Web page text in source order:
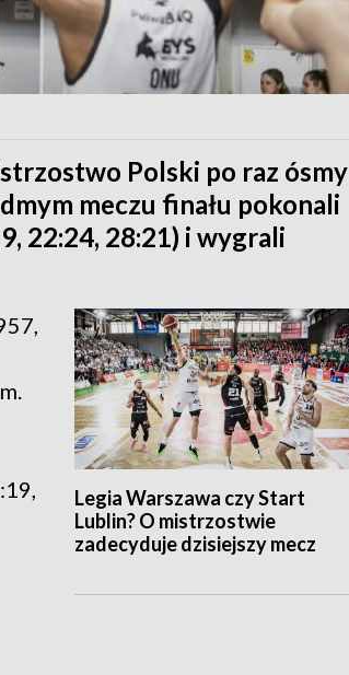
Polski po raz ósmy
meczu finału pokonali
22:24, 28:21) i wygrali
Legia Warszawa czy Start
Lublin? O mistrzostwie
zadecyduje dzisiejszy mecz